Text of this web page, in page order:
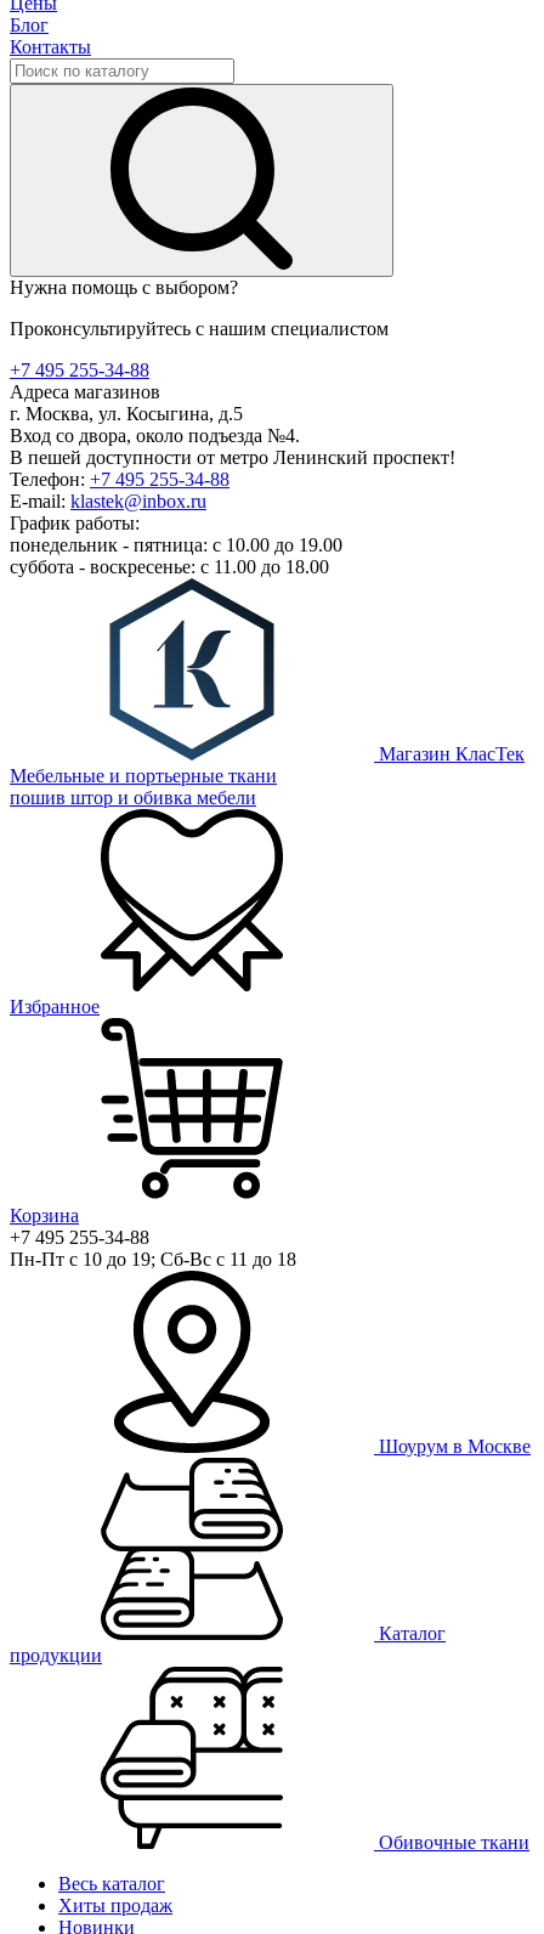
Блог
Контакты
Нужна помощь с выбором?
Проконсультируйтесь с нашим специалистом
+7 495 255-34-88
Адреса магазинов
г. Москва, ул. Косыгина, д.5
Вход со двора, около подъезда №4.
В пешей доступности от метро Ленинский проспект!
Телефон: +7 495 255-34-88
E-mail: klastek@inbox.ru
График работы:
понедельник - пятница: с 10.00 до 19.00
суббота - воскресенье: с 11.00 до 18.00
Магазин КласТек
Мебельные и портьерные ткани
пошив штор и обивка мебели
Избранное
Корзина
+7 495 255-34-88
Пн-Пт с 10 до 19; Сб-Вс с 11 до 18
Шоурум в Москве
Каталог
продукции
Обивочные ткани
Весь каталог
Хиты продаж
Новинки